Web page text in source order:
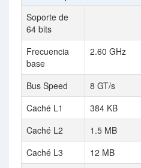
Soporte de
64 bits
Frecuencia
base
2.60 GHz
Bus Speed 8 GT/s
Caché L1
384 KB
Caché L2
1.5 MB
Caché L3
12 MB